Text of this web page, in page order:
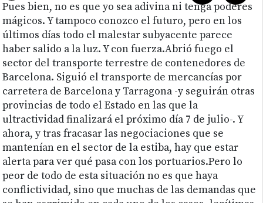
Pues bien, no es que yo sea adivina ni tenga poderes
mágicos. Y tampoco conozco el futuro, pero en los
últimos días todo el malestar subyacente parece
haber salido a la luz. Y con fuerza.Abrió fuego el
sector del transporte terrestre de contenedores de
Barcelona. Siguió el transporte de mercancías por
carretera de Barcelona y Tarragona -y seguirán otras
provincias de todo el Estado en las que la
ultractividad finalizará el próximo día 7 de julio-. Y
ahora, y tras fracasar las negociaciones que se
mantenían en el sector de la estiba, hay que estar
alerta para ver qué pasa con los portuarios.Pero lo
peor de todo de esta situación no es que haya
conflictividad, sino que muchas de las demandas que